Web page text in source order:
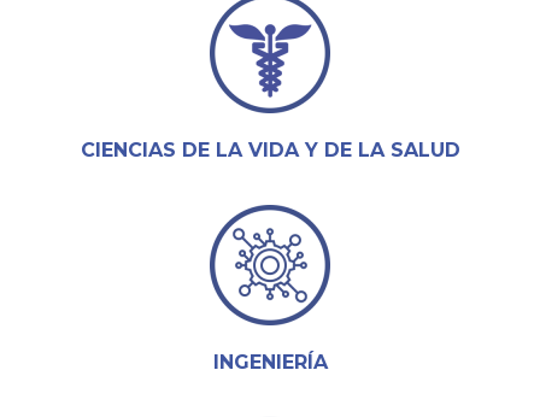
CIENCIAS DE LA VIDA Y DE LA SALUD
INGENIERÍA